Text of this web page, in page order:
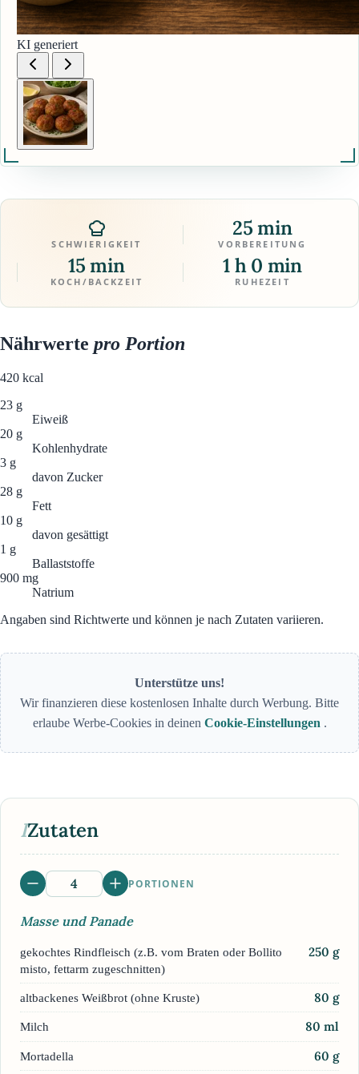
KI generiert
SCHWIERIGKEIT
25 min
VORBEREITUNG
15 min
KOCH/BACKZEIT
1 h 0 min
RUHEZEIT
Nährwerte pro Portion
420 kcal
23 g
Eiweiß
20 g
Kohlenhydrate
3 g
davon Zucker
28 g
Fett
10 g
davon gesättigt
1 g
Ballaststoffe
900 mg
Natrium
Angaben sind Richtwerte und können je nach Zutaten variieren.
Unterstütze uns!
Wir finanzieren diese kostenlosen Inhalte durch Werbung. Bitte
erlaube Werbe-Cookies in deinen Cookie-Einstellungen .
IZutaten
PORTIONEN
Masse und Panade
gekochtes Rindfleisch (z.B. vom Braten oder Bollito
misto, fettarm zugeschnitten)
250 g
altbackenes Weißbrot (ohne Kruste) 80 g
Milch 80 ml
Mortadella 60 g